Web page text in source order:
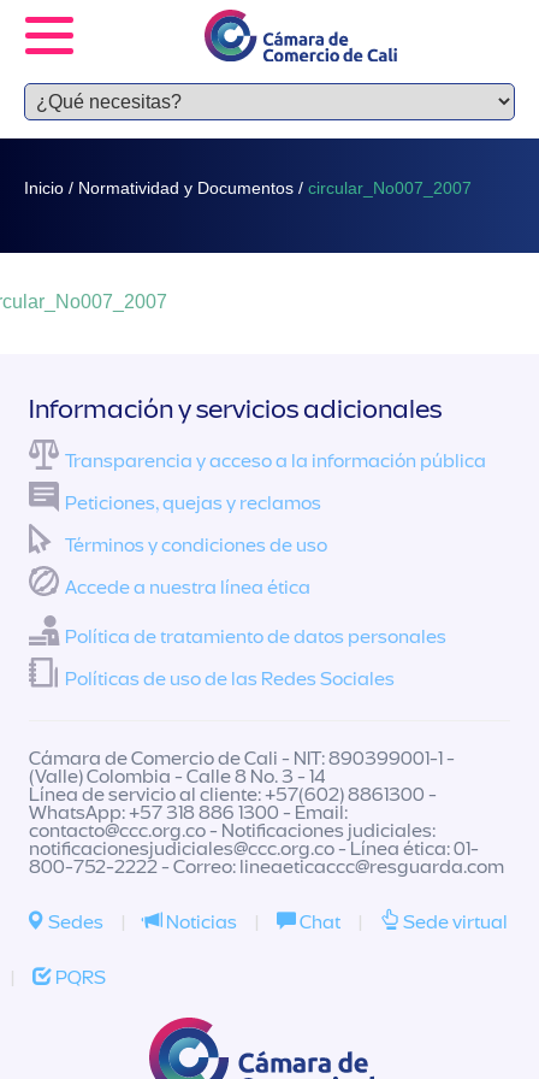
Inicio / Normatividad y Documentos / circular_No007_2007
Información y servicios adicionales
Transparencia y acceso a la información pública
Peticiones, quejas y reclamos
Términos y condiciones de uso
Accede a nuestra línea ética
Política de tratamiento de datos personales
Políticas de uso de las Redes Sociales
Cámara de Comercio de Cali - NIT: 890399001-1 -
(Valle) Colombia - Calle 8 No. 3 - 14
Línea de servicio al cliente: +57(602) 8861300 -
WhatsApp: +57 318 886 1300 - Email:
contacto@ccc.org.co- Notificaciones judiciales:
notificacionesjudiciales@ccc.org.co- Línea ética: 01-
800-752-2222 - Correo: lineaeticaccc@resguarda.com
Sedes | Noticias | Chat | Sede virtual
| PQRS